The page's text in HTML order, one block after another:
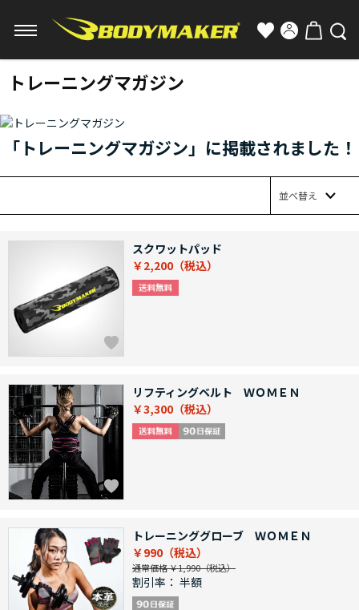
トレーニングマガジン
「トレーニングマガジン」に掲載されました！
並べ替え
スクワットパッド
￥2,200
リフティングベルト ＷＯＭＥＮ
￥3,300
トレーニンググローブ ＷＯＭＥＮ
￥990
通常価格 ￥1,990
割引率： 半額